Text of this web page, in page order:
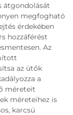
átgondolását
megfogható
érdekében
hozzáférést
Az
az ütők
a
méreteit
méreteihez is
karcsú